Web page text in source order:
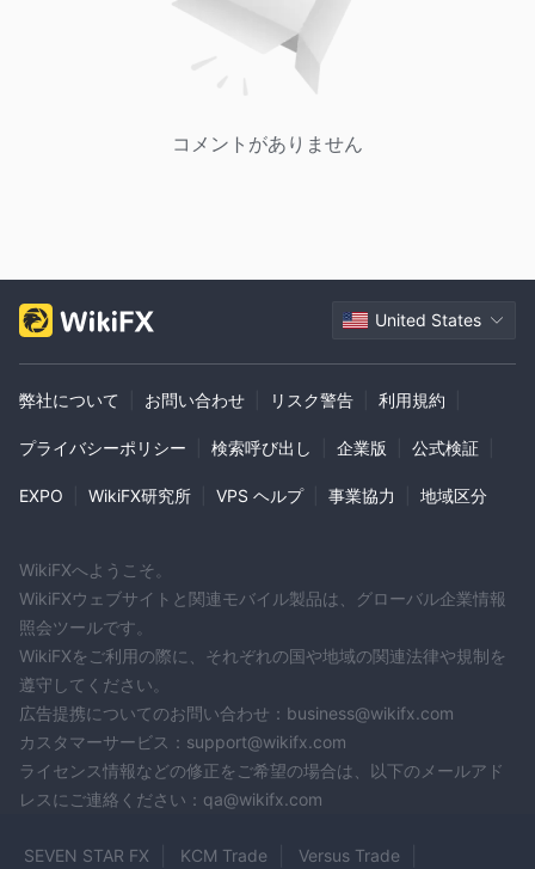
コメントがありません
United States
弊社について お問い合わせ リスク警告 利用規約
プライバシーポリシー 検索呼び出し 企業版 公式検証
EXPO WikiFX研究所 VPS ヘルプ 事業協力 地域区分
WikiFXへようこそ。
WikiFXウェブサイトと関連モバイル製品は、グローバル企業情報
照会ツールです。
WikiFXをご利用の際に、それぞれの国や地域の関連法律や規制を
遵守してください。
広告提携についてのお問い合わせ：business@wikifx.com
カスタマーサービス：support@wikifx.com
ライセンス情報などの修正をご希望の場合は、以下のメールアド
レスにご連絡ください：qa@wikifx.com
SEVEN STAR FX KCM Trade Versus Trade